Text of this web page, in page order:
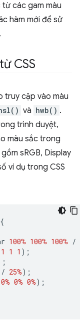
các gam màu
hàm mới để sử
CSS
truy cập vào màu
và hwb() .
trình duyệt,
màu sắc trong
sRGB, Display
ví dụ trong CSS
{
100% 100% 100% /
1 1 1 );
/ 25%);
0% 0% 0%);